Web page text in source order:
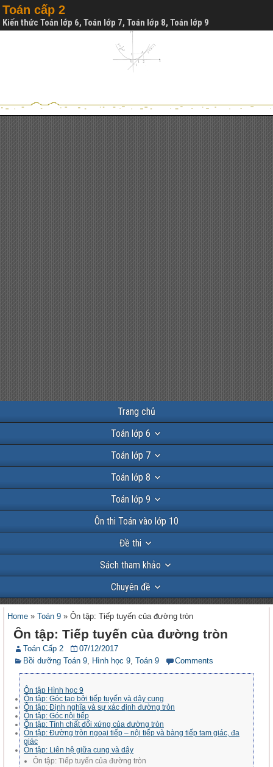
Toán cấp 2
Kiến thức Toán lớp 6, Toán lớp 7, Toán lớp 8, Toán lớp 9
Trang chủ
Toán lớp 6
Toán lớp 7
Toán lớp 8
Toán lớp 9
Ôn thi Toán vào lớp 10
Đề thi
Sách tham khảo
Chuyên đề
Home » Toán 9 » Ôn tập: Tiếp tuyến của đường tròn
Ôn tập: Tiếp tuyến của đường tròn
Toán Cấp 2
07/12/2017
Bồi dưỡng Toán 9, Hình học 9, Toán 9 Comments
Ôn tập Hình học 9
Ôn tập: Góc tạo bởi tiếp tuyến và dây cung
Ôn tập: Định nghĩa và sự xác định đường tròn
Ôn tập: Góc nội tiếp
Ôn tập: Tính chất đối xứng của đường tròn
Ôn tập: Đường tròn ngoại tiếp – nội tiếp và bàng tiếp tam giác, đa
giác
Ôn tập: Liên hệ giữa cung và dây
Ôn tập: Tiếp tuyến của đường tròn